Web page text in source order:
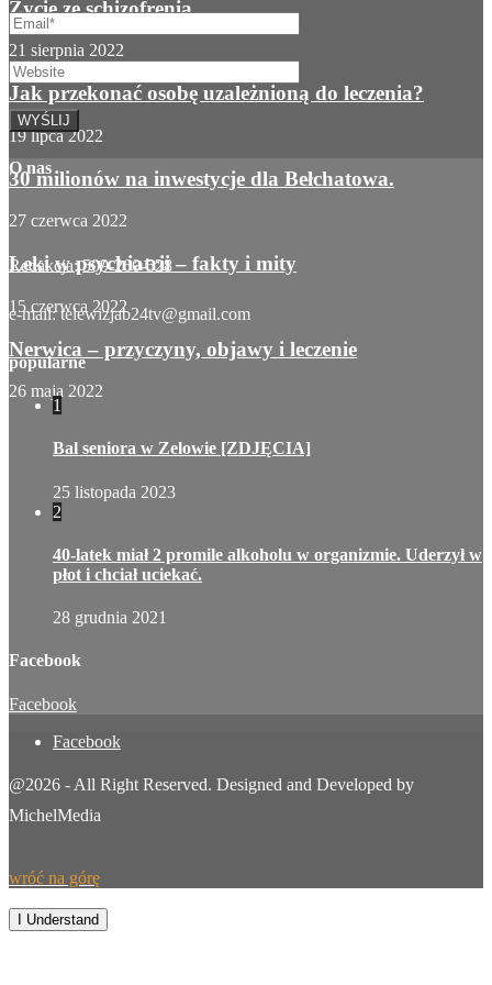
Życie ze schizofrenią
21 sierpnia 2022
Jak przekonać osobę uzależnioną do leczenia?
19 lipca 2022
30 milionów na inwestycje dla Bełchatowa.
27 czerwca 2022
Leki w psychiatrii – fakty i mity
15 czerwca 2022
Nerwica – przyczyny, objawy i leczenie
26 maja 2022
O nas
Redakcja: 509-260-528
e-mail: telewizjab24tv@gmail.com
popularne
1
Bal seniora w Zelowie [ZDJĘCIA]
25 listopada 2023
2
40-latek miał 2 promile alkoholu w organizmie. Uderzył w
płot i chciał uciekać.
28 grudnia 2021
Facebook
Facebook
Facebook
@2026 - All Right Reserved. Designed and Developed by
MichelMedia
wróć na górę
I Understand